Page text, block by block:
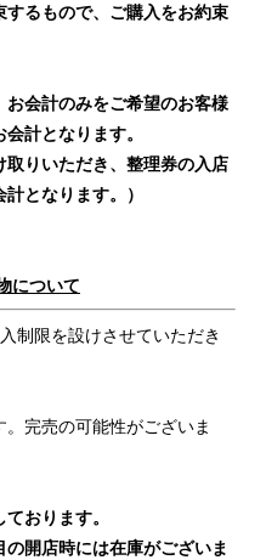
するもので、ご購入をお約束
お会計のみをご希望のお客様
計となります。
取りいただき、整理券の入店
となります。）
について
制限を設けさせていただき
。完売の可能性がございま
おります。
の開店時には在庫がございま